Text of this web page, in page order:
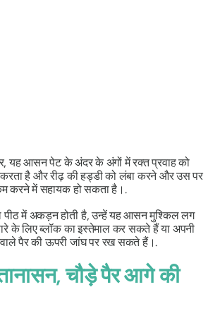
यह आसन पेट के अंदर के अंगों में रक्त प्रवाह को
है और रीढ़ की हड्डी को लंबा करने और उस पर
करने में सहायक हो सकता है।.
पीठ में अकड़न होती है, उन्हें यह आसन मुश्किल लग
के लिए ब्लॉक का इस्तेमाल कर सकते हैं या अपनी
पैर की ऊपरी जांघ पर रख सकते हैं।.
, चौड़े पैर आगे की